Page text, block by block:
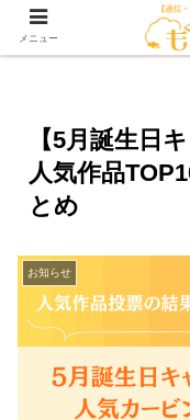
【5月誕生日
人気作品
とめ
お知らせ
メニュー